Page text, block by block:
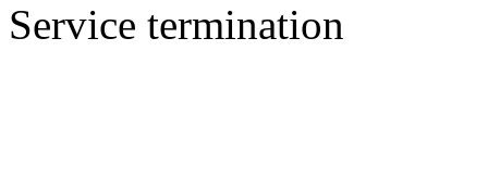
Service termination